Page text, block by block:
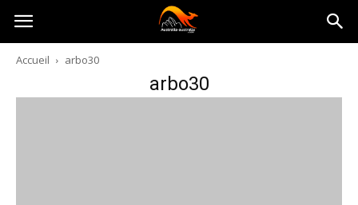
Australia-
australie.com
Accueil arbo30
arbo30